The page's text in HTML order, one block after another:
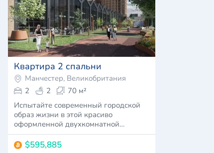
Квартира 2 спальни
Манчестер, Великобритания
2
2
70 м²
Испытайте современный городской
образ жизни в этой красиво
оформленной двухкомнатной
квартир…
$595,885